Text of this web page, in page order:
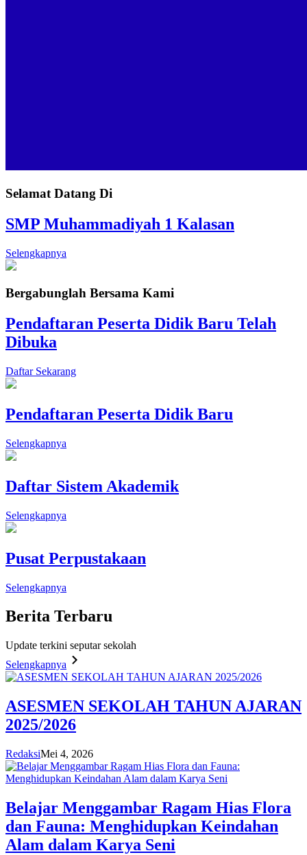
Selamat Datang Di
SMP Muhammadiyah 1 Kalasan
Selengkapnya
Bergabunglah Bersama Kami
Pendaftaran Peserta Didik Baru Telah
Dibuka
Daftar Sekarang
Pendaftaran Peserta Didik Baru
Selengkapnya
Daftar Sistem Akademik
Selengkapnya
Pusat Perpustakaan
Selengkapnya
Berita Terbaru
Update terkini seputar sekolah
Selengkapnya
ASESMEN SEKOLAH TAHUN AJARAN
2025/2026
RedaksiMei 4, 2026
Belajar Menggambar Ragam Hias Flora
dan Fauna: Menghidupkan Keindahan
Alam dalam Karya Seni